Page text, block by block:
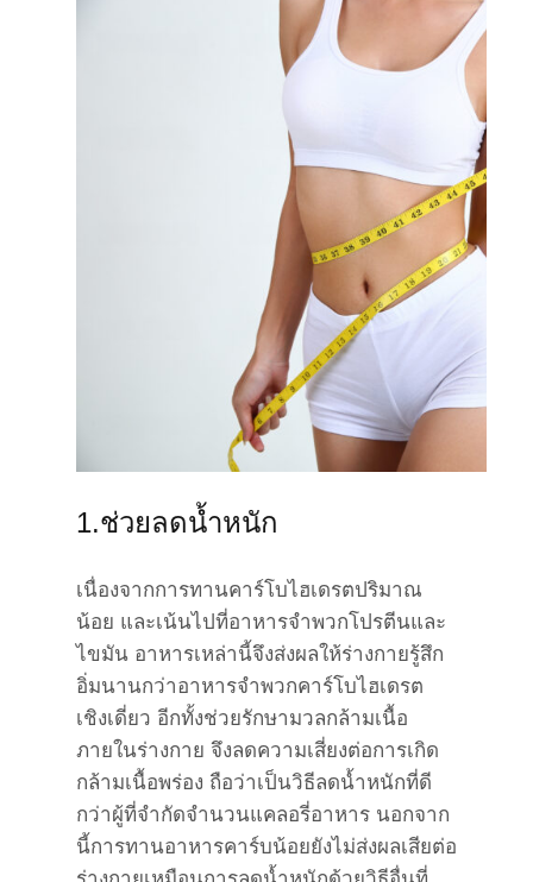
1.ช่วยลดน้ำหนัก
เนื่องจากการทานคาร์โบไฮเดรตปริมาณ
น้อย และเน้นไปที่อาหารจำพวกโปรตีนและ
ไขมัน อาหารเหล่านี้จึงส่งผลให้ร่างกายรู้สึก
อิ่มนานกว่าอาหารจำพวกคาร์โบไฮเดรต
เชิงเดี่ยว อีกทั้งช่วยรักษามวลกล้ามเนื้อ
ภายในร่างกาย จึงลดความเสี่ยงต่อการเกิด
กล้ามเนื้อพร่อง ถือว่าเป็นวิธีลดน้ำหนักที่ดี
กว่าผู้ที่จำกัดจำนวนแคลอรี่อาหาร นอกจาก
นี้การทานอาหารคาร์บน้อยยังไม่ส่งผลเสียต่อ